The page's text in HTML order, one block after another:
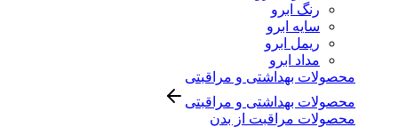
رنگ ابرو
سایه ابرو
ریمل ابرو
مداد ابرو
محصولات بهداشتی و مراقبتی
محصولات بهداشتی و مراقبتی
محصولات مراقبت از بدن